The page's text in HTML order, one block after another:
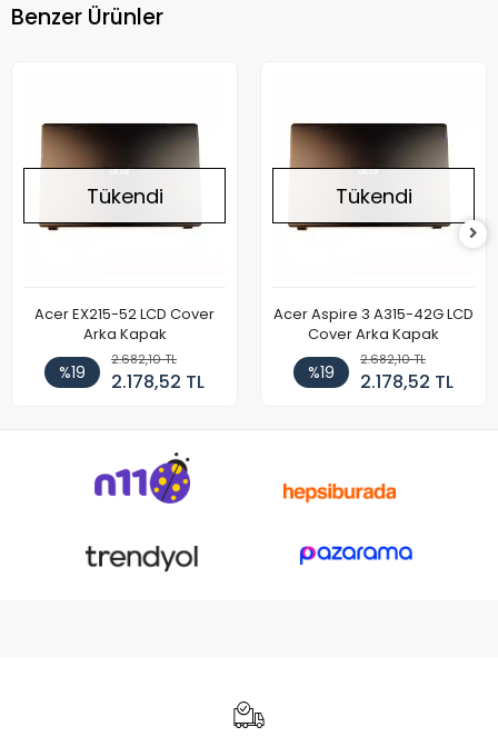
Benzer Ürünler
Tükendi
Acer EX215-52 LCD Cover
Arka Kapak
%19
2.682,10 TL
2.178,52 TL
Tükendi
Acer Aspire 3 A315-42G LCD
Cover Arka Kapak
%19
2.682,10 TL
2.178,52 TL